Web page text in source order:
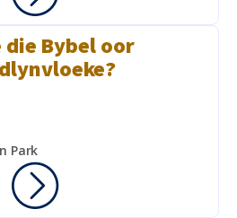
die Bybel oor
Park